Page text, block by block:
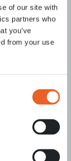
of our site with
partners who
you’ve
from your use